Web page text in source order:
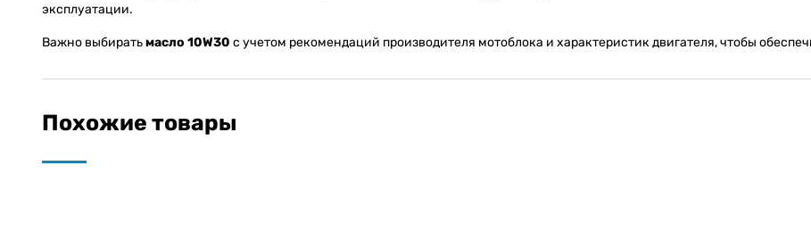
эксплуатации.
Важно выбиратьмасло 10W30 с учетом рекомендаций производителя мотоблока и характеристик двигателя, чтобы
Похожие товары